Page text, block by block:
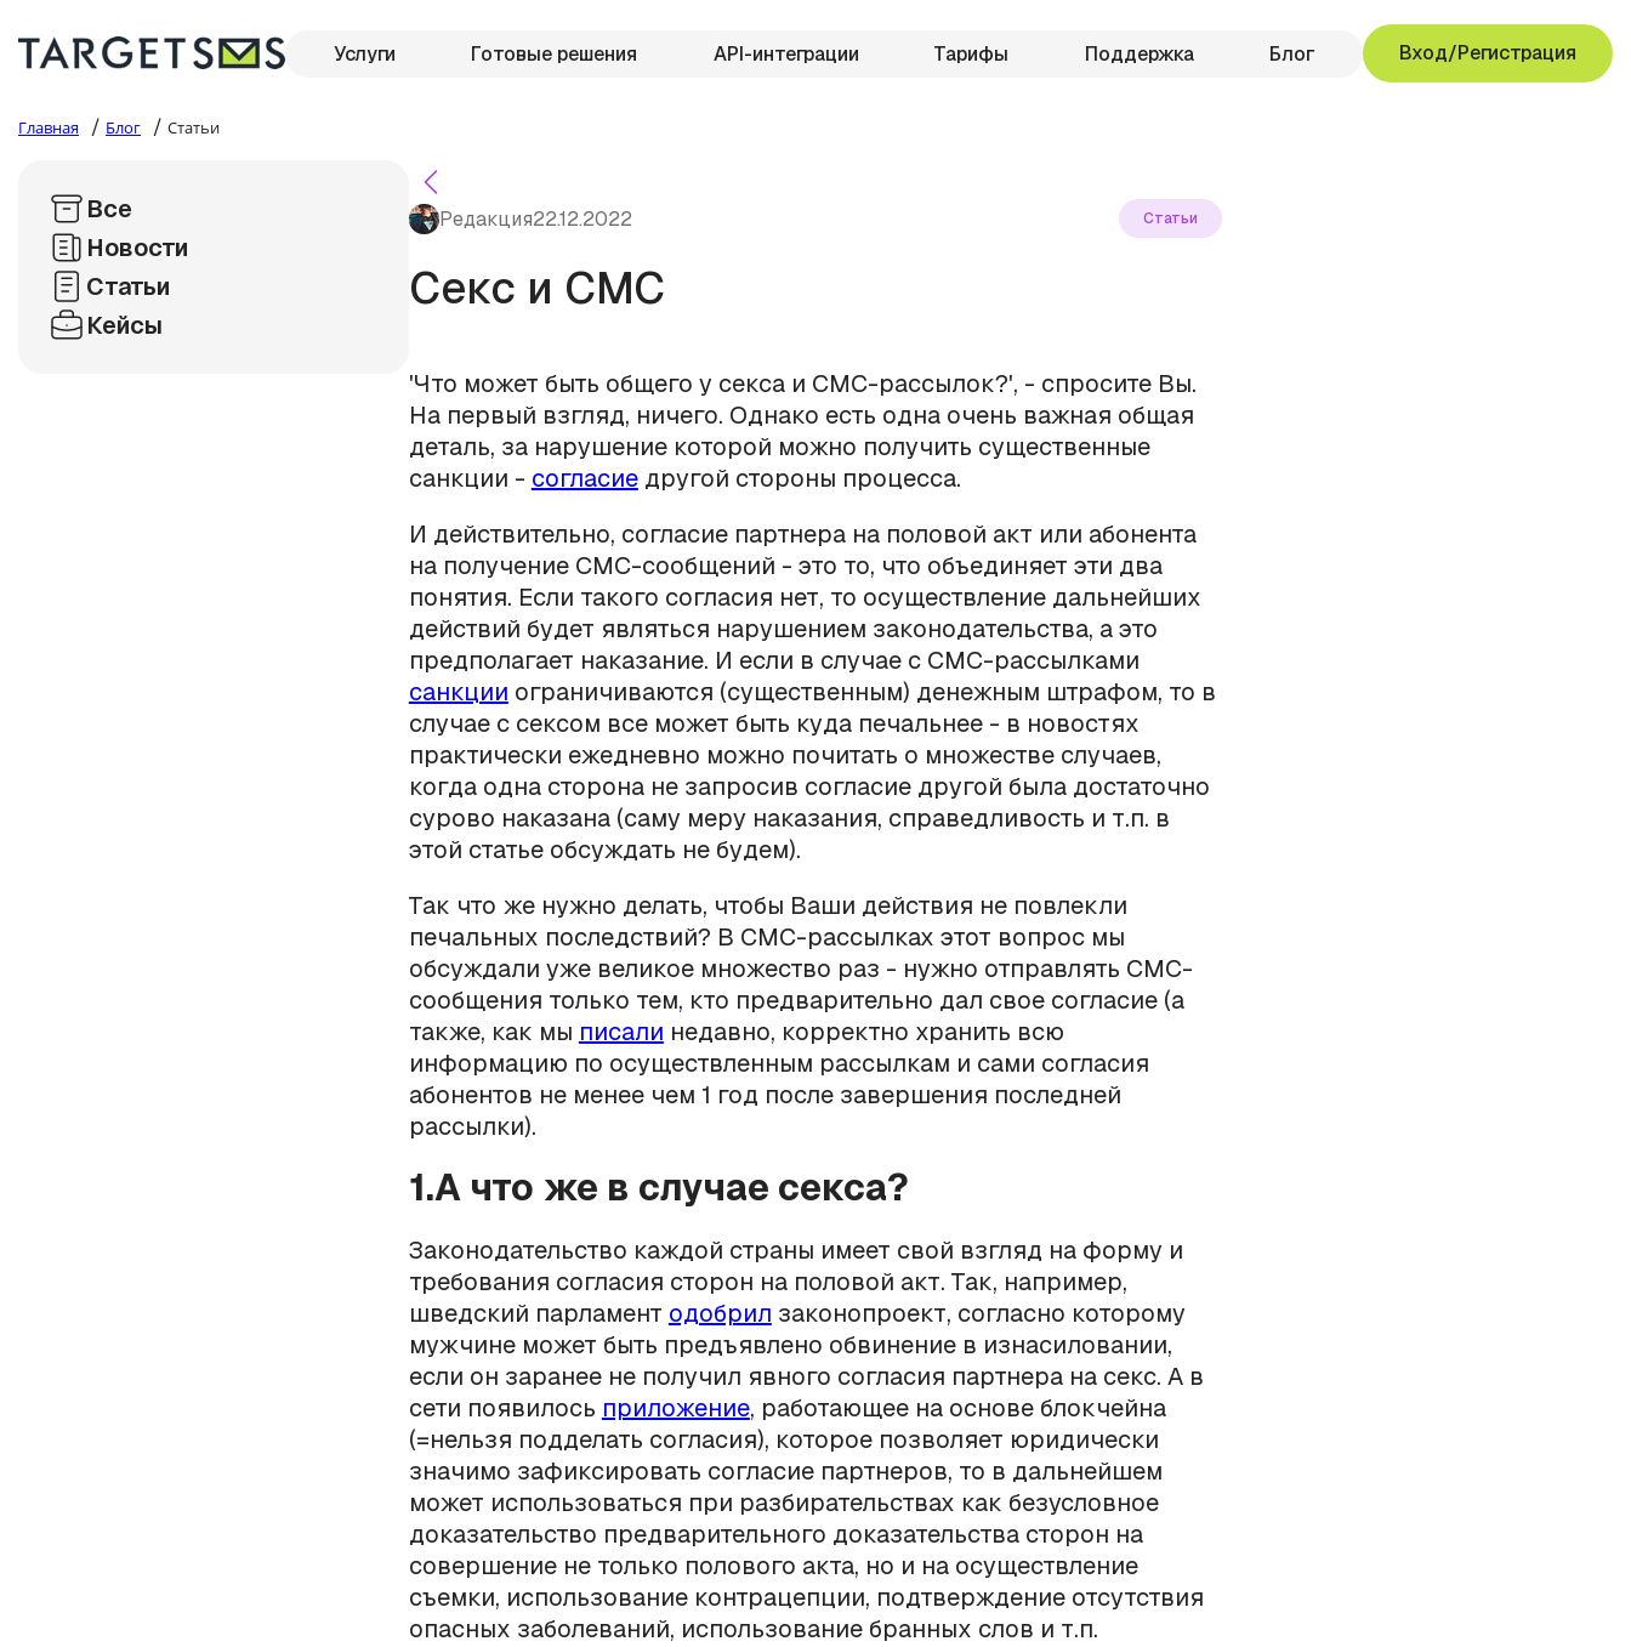
Услуги Готовые решения API-интеграции Тарифы Поддержка Блог Вход/Регистрация
Главная / Блог / Статьи
Все
Новости
Статьи
Кейсы
Редакция22.12.2022 Статьи
Секс и СМС
'Что может быть общего у секса и СМС-рассылок?', - спросите Вы.
На первый взгляд, ничего. Однако есть одна очень важная общая
деталь, за нарушение которой можно получить существенные
санкции - согласиедругой стороны процесса.
И действительно, согласие партнера на половой акт или абонента
на получение СМС-сообщений - это то, что объединяет эти два
понятия. Если такого согласия нет, то осуществление дальнейших
действий будет являться нарушением законодательства, а это
предполагает наказание. И если в случае с СМС-рассылками
санкции ограничиваются (существенным) денежным штрафом, то в
случае с сексом все может быть куда печальнее - в новостях
практически ежедневно можно почитать о множестве случаев,
когда одна сторона не запросив согласие другой была достаточно
сурово наказана (саму меру наказания, справедливость и т.п. в
этой статье обсуждать не будем).
Так что же нужно делать, чтобы Ваши действия не повлекли
печальных последствий? В СМС-рассылках этот вопрос мы
обсуждали уже великое множество раз - нужно отправлять СМС-
сообщения только тем, кто предварительно дал свое согласие (а
также, как мы писали недавно, корректно хранить всю
информацию по осуществленным рассылкам и сами согласия
абонентов не менее чем 1 год после завершения последней
рассылки).
1.А что же в случае секса?
Законодательство каждой страны имеет свой взгляд на форму и
требования согласия сторон на половой акт. Так, например,
шведский парламент одобрил законопроект, согласно которому
мужчине может быть предъявлено обвинение в изнасиловании,
если он заранее не получил явного согласия партнера на секс. А в
сети появилось приложение, работающее на основе блокчейна
(=нельзя подделать согласия), которое позволяет юридически
значимо зафиксировать согласие партнеров, то в дальнейшем
может использоваться при разбирательствах как безусловное
доказательство предварительного доказательства сторон на
совершение не только полового акта, но и на осуществление
съемки, использование контрацепции, подтверждение отсутствия
опасных заболеваний, использование бранных слов и т.п.